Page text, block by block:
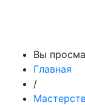
Вы
Главная
/